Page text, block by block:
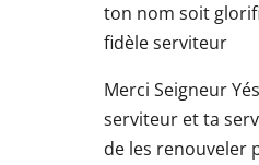
ton nom soit
fidèle serviteur
Merci Seigneur
serviteur et ta
de les renouveler